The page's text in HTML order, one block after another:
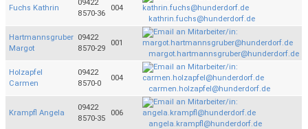
Fuchs Kathrin
09422
8570-36
004
kathrin.fuchs@hunderdorf.de
Hartmannsgruber
Margot
09422
8570-29
001
margot.hartmannsgruber@hunderdorf.de
Holzapfel
Carmen
09422
8570-0
004
carmen.holzapfel@hunderdorf.de
Krampfl Angela
09422
8570-35
006
angela.krampfl@hunderdorf.de